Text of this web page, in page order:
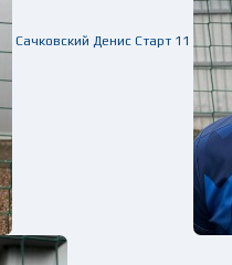
Сачковский Денис Старт 11